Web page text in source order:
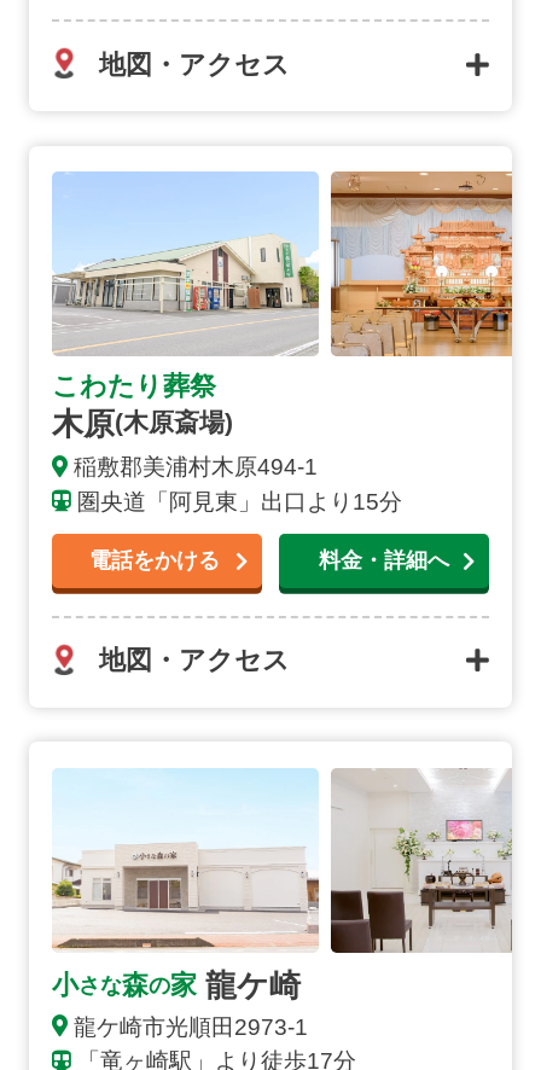
地図・アクセス
こわたり葬祭
木原(木原斎場)
稲敷郡美浦村木原494-1
圏央道「阿見東」出口より15分
電話をかける 料金・詳細へ
地図・アクセス
小さな森の家 龍ケ崎
龍ケ崎市光順田2973-1
「竜ヶ崎駅」より徒歩17分